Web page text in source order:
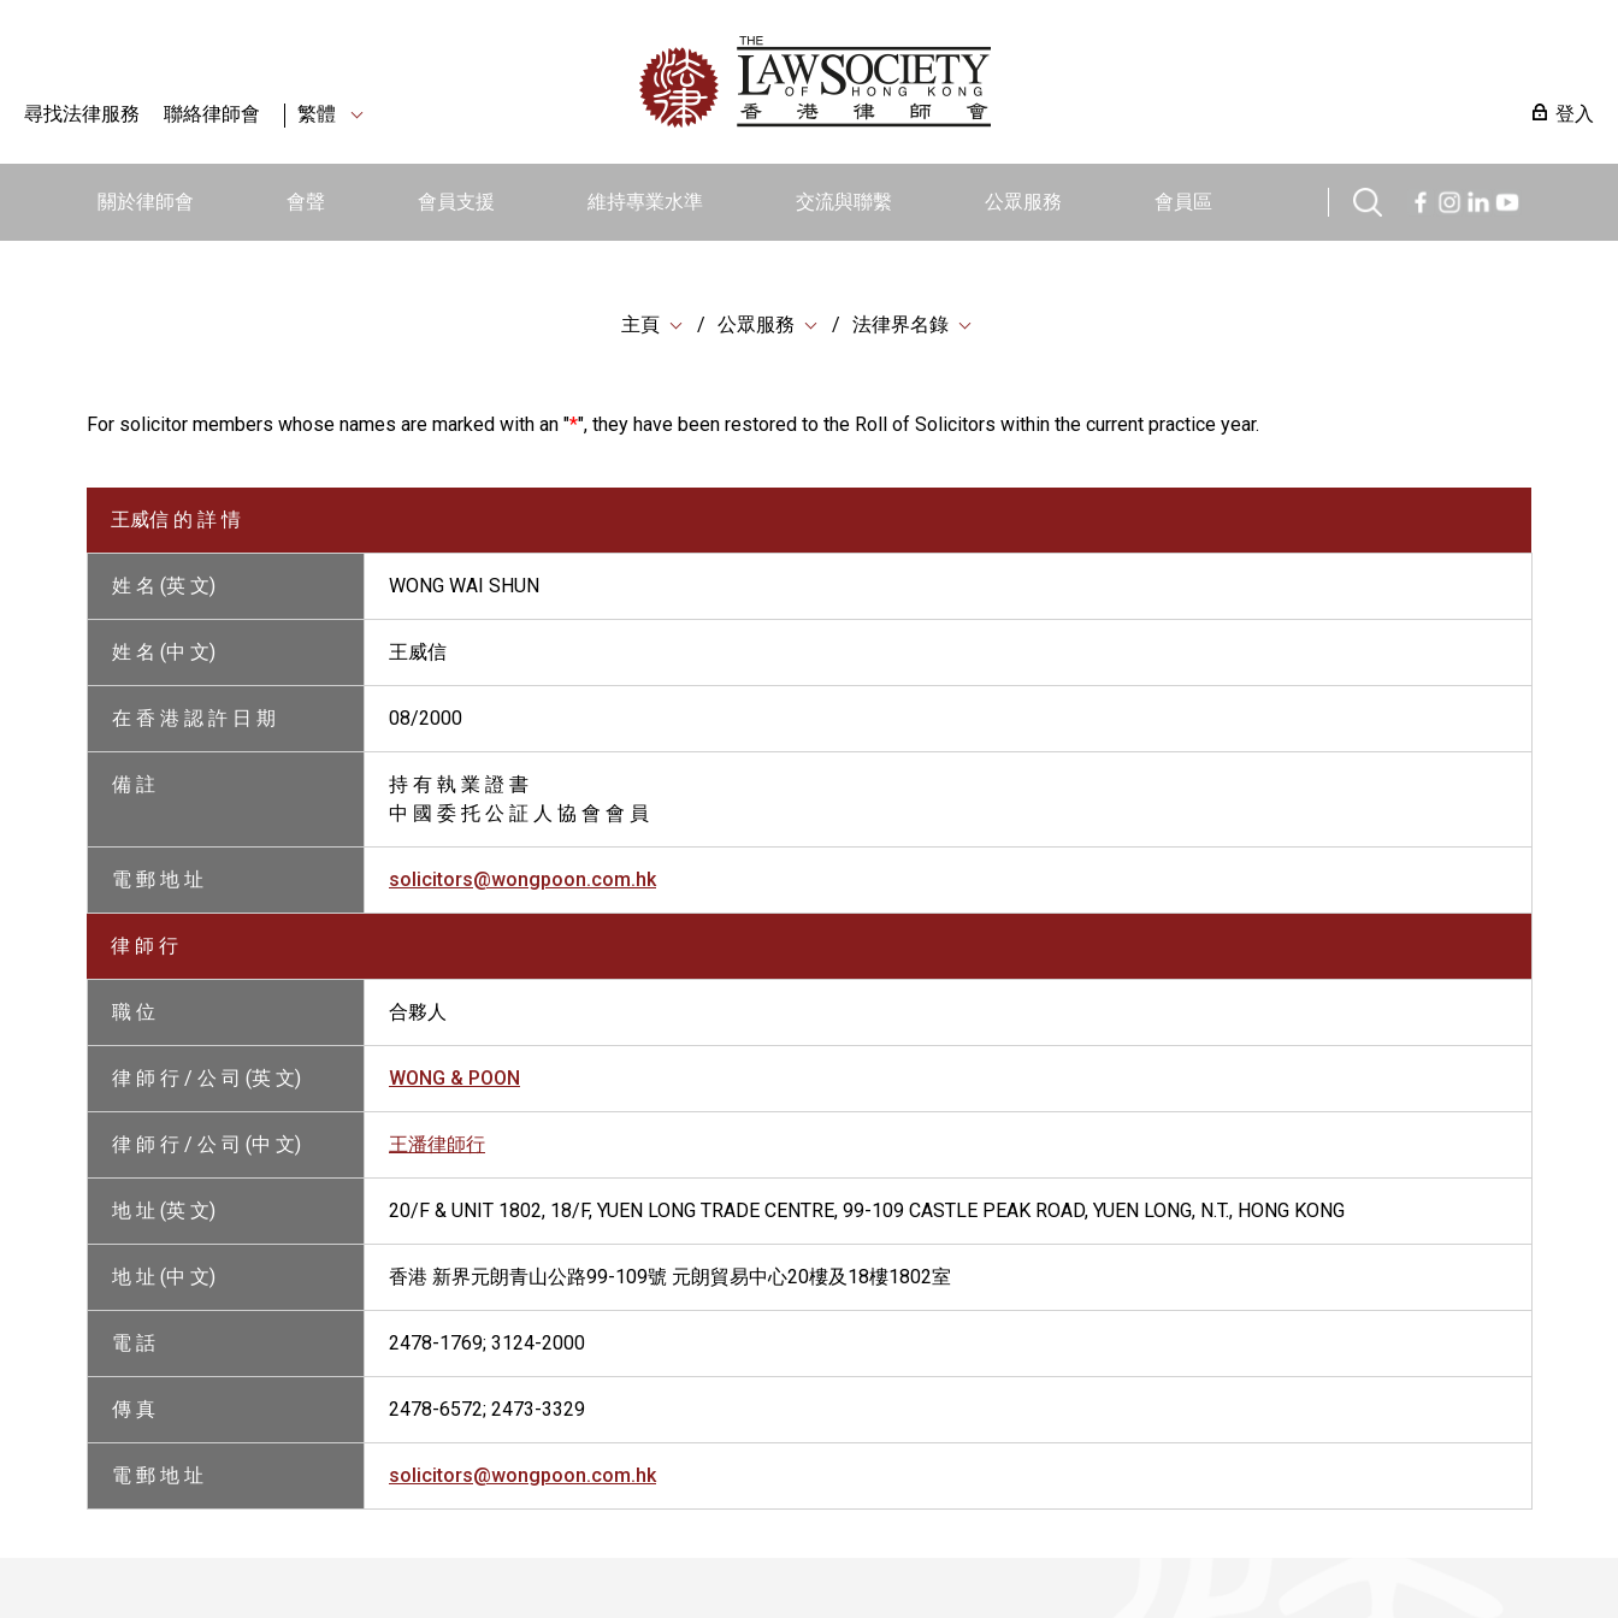
尋找法律服務 聯絡律師會 繁體 登入
關於律師會 會聲 會員支援 維持專業水準 交流與聯繫 公眾服務 會員區
主頁 公眾服務 法律界名錄
For solicitor members whose names are marked with an "*", they have been restored to the Roll of Solicitors within the current practice year.
王威信 的 詳 情
姓 名 (英 文) WONG WAI SHUN
姓 名 (中 文) 王威信
在 香 港 認 許 日 期 08/2000
備 註
持 有 執 業 證 書
中 國 委 托 公 証 人 協 會 會 員
電 郵 地 址 solicitors@wongpoon.com.hk
律 師 行
職 位 合夥人
律 師 行 / 公 司 (英 文) WONG & POON
律 師 行 / 公 司 (中 文) 王潘律師行
地 址 (英 文) 20/F & UNIT 1802, 18/F, YUEN LONG TRADE CENTRE, 99-109 CASTLE PEAK ROAD, YUEN LONG, N.T., HONG KONG
地 址 (中 文) 香港 新界元朗青山公路99-109號 元朗貿易中心20樓及18樓1802室
電 話 2478-1769; 3124-2000
傳 真 2478-6572; 2473-3329
電 郵 地 址 solicitors@wongpoon.com.hk